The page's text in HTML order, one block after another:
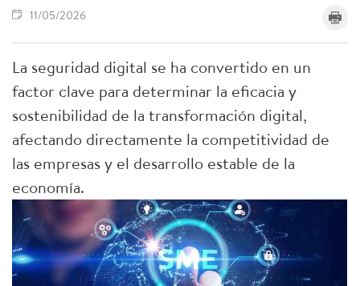
11/05/2026
La seguridad digital se ha convertido en un
factor clave para determinar la eficacia y
sostenibilidad de la transformación digital,
afectando directamente la competitividad de
las empresas y el desarrollo estable de la
economía.